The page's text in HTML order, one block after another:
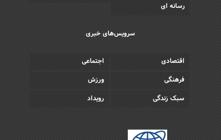
رسانه ای
سرویس‌های خبری
اقتصادی
اجتماعی
فرهنگی
ورزش
سبک زندگی
رویداد